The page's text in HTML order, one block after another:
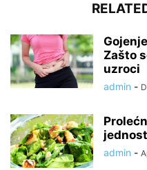
Zašto
uzroci
admin -
admin -